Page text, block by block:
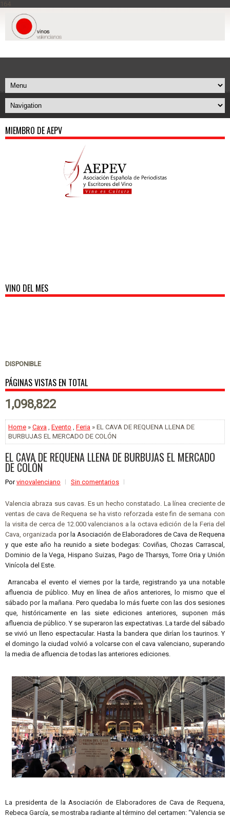
164
MIEMBRO DE AEPV
VINO DEL MES
DISPONIBLE
PÁGINAS VISTAS EN TOTAL
1,098,822
Home » Cava Evento Feria » EL CAVA DE REQUENA LLENA DE
BURBUJAS EL MERCADO DE COLÓN
EL CAVA DE REQUENA LLENA DE BURBUJAS EL MERCADO
DE COLÓN
Porvinovalenciano Sin comentarios
Valencia abraza sus cavas. Es un hecho constatado. La línea creciente de
ventas de cava de Requena se ha visto reforzada este fin de semana con
la visita de cerca de 12.000 valencianos a la octava edición de la Feria del
Cava, organizada por la Asociación de Elaboradores de Cava de Requena
y que este año ha reunido a siete bodegas: Coviñas, Chozas Carrascal,
Dominio de la Vega, Hispano Suizas, Pago de Tharsys, Torre Oria y Unión
Vinícola del Este.
Arrancaba el evento el viernes por la tarde, registrando ya una notable
afluencia de público. Muy en línea de años anteriores, lo mismo que el
sábado por la mañana. Pero quedaba lo más fuerte con las dos sesiones
que, históricamente en las siete ediciones anteriores, suponen más
afluencia de público. Y se superaron las expectativas. La tarde del sábado
se vivió un lleno espectacular. Hasta la bandera que dirían los taurinos. Y
el domingo la ciudad volvió a volcarse con el cava valenciano, superando
la media de afluencia de todas las anteriores ediciones.
La presidenta de la Asociación de Elaboradores de Cava de Requena,
Rebeca García, se mostraba radiante al término del certamen: “Valencia se